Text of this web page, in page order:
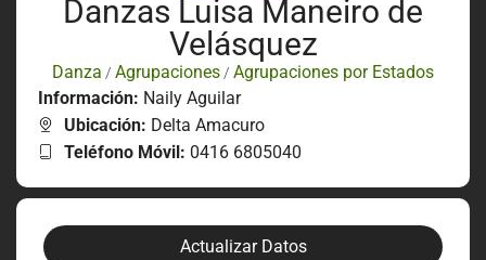
Danzas Luisa Maneiro de
Velásquez
Danza / Agrupaciones / Agrupaciones por Estados
Información: Naily Aguilar
Ubicación: Delta Amacuro
Teléfono Móvil: 0416 6805040
Actualizar Datos